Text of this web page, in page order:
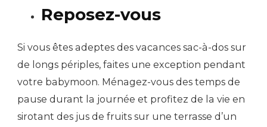
Reposez-vous
Si vous êtes adeptes des vacances sac-à-dos sur
de longs périples, faites une exception pendant
votre babymoon. Ménagez-vous des temps de
pause durant la journée et profitez de la vie en
sirotant des jus de fruits sur une terrasse d’un